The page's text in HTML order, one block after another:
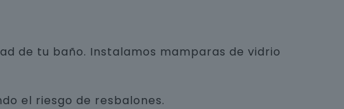
de tu baño. Instalamos mamparas de vidrio
el riesgo de resbalones.